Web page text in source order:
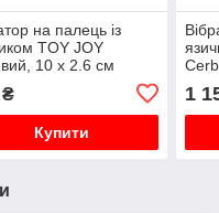
на палець із
TOY JOY
10 х 2.6 см
Купити
1